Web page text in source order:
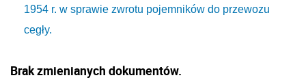
1954 r. w sprawie zwrotu pojemników do przewozu
cegły.
Brak zmienianych dokumentów.